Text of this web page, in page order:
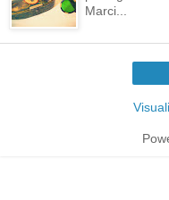
Marci...